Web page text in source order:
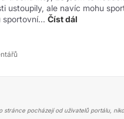
ustoupily, ale navíc mohu
sportovní... Číst dál
stránce pocházejí od uživatelů portálu,